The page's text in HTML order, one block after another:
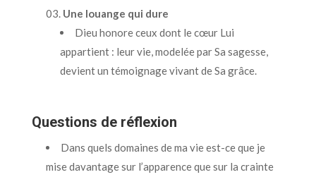
Une louange qui dure
Dieu honore ceux dont le cœur Lui
appartient : leur vie, modelée par Sa sagesse,
devient un témoignage vivant de Sa grâce.
Questions de réflexion
Dans quels domaines de ma vie est-ce que je
mise davantage sur l’apparence que sur la crainte